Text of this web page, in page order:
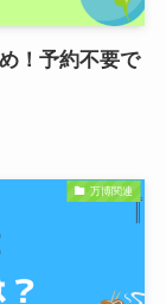
！予約不要で
万博関連